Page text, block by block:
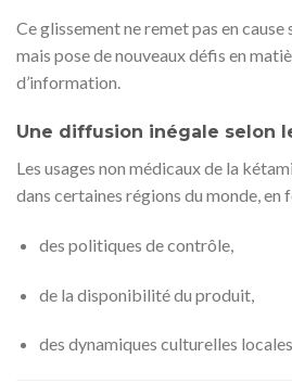
Ce glissement ne remet pas en
mais pose de nouveaux défis en
d’information.
Une diffusion inégale selon
Les usages non médicaux de la
dans certaines régions du monde, en
des politiques de contrôle,
de la disponibilité du produit,
des dynamiques culturelles